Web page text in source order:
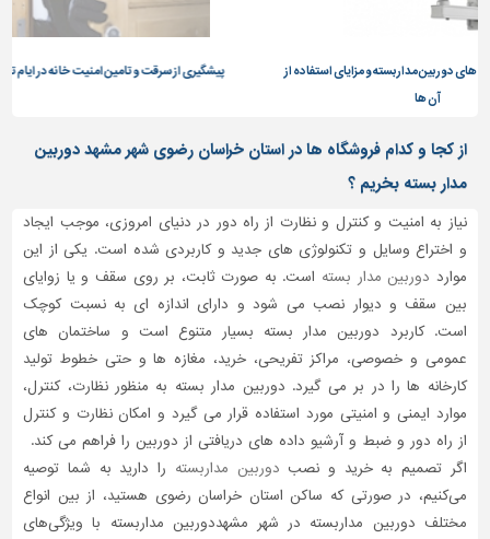
و مزایای استفاده از پیشگیری از سرقت و تامین امنیت خانه در ایام تعطیل
از کجا و کدام فروشگاه ها در استان خراسان رضوی شهر مشهد دوربین
مدار بسته بخریم ؟
نیاز به امنیت و کنترل و نظارت از راه دور در دنیای امروزی، موجب ایجاد
و اختراع وسایل و تکنولوژی های جدید و کاربردی شده است. یکی از این
موارد دوربین مدار بسته است. به صورت ثابت، بر روی سقف و یا زوایای
بین سقف و دیوار نصب می شود و دارای اندازه ای به نسبت کوچک
است. کاربرد دوربین مدار بسته بسیار متنوع است و ساختمان های
عمومی و خصوصی، مراکز تفریحی، خرید، مغازه ها و حتی خطوط تولید
کارخانه ها را در بر می گیرد. دوربین مدار بسته به منظور نظارت، کنترل،
موارد ایمنی و امنیتی مورد استفاده قرار می گیرد و امکان نظارت و کنترل
از راه دور و ضبط و آرشیو داده های دریافتی از دوربین را فراهم می کند.
اگر تصمیم به خرید و نصب دوربین مداربسته را دارید به شما توصیه
می‌کنیم، در صورتی که ساکن استان خراسان رضوی هستید، از بین انواع
مختلف دوربین مداربسته در شهر مشهددوربین مداربسته با ویژگی‌های